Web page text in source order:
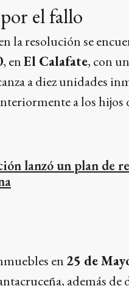
el fallo
la resolución se
, enEl Calafate, con
a diez unidades
a los hijos
lanzó un plan de
en 25 de
además de